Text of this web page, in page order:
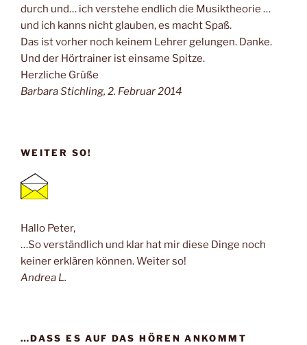
durch und… ich verstehe endlich die Musiktheorie …
und ich kanns nicht glauben, es macht Spaß.
Das ist vorher noch keinem Lehrer gelungen. Danke.
Und der Hörtrainer ist einsame Spitze.
Herzliche Grüße
Barbara Stichling, 2. Februar 2014
WEITER SO!
Hallo Peter,
…So verständlich und klar hat mir diese Dinge noch
keiner erklären können. Weiter so!
Andrea L.
…DASS ES AUF DAS HÖREN ANKOMMT